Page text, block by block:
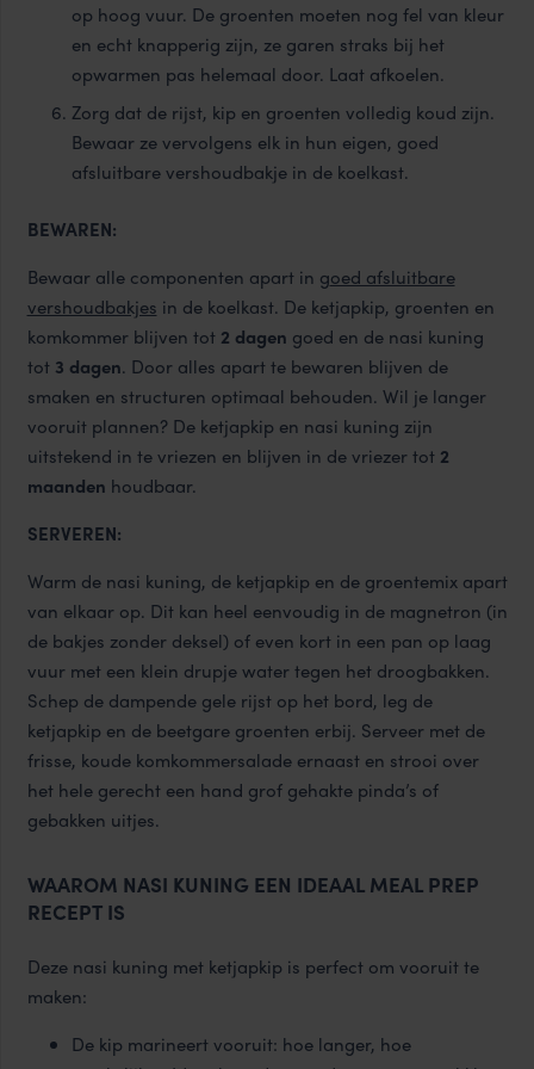
op hoog vuur. De groenten moeten nog fel van kleur
en echt knapperig zijn, ze garen straks bij het
opwarmen pas helemaal door. Laat afkoelen.
Zorg dat de rijst, kip en groenten volledig koud zijn.
Bewaar ze vervolgens elk in hun eigen, goed
afsluitbare vershoudbakje in de koelkast.
BEWAREN:
Bewaar alle componenten apart in goed afsluitbare
vershoudbakjes in de koelkast. De ketjapkip, groenten en
komkommer blijven tot 2 dagen goed en de nasi kuning
tot 3 dagen. Door alles apart te bewaren blijven de
smaken en structuren optimaal behouden. Wil je langer
vooruit plannen? De ketjapkip en nasi kuning zijn
uitstekend in te vriezen en blijven in de vriezer tot 2
maanden houdbaar.
SERVEREN:
Warm de nasi kuning, de ketjapkip en de groentemix apart
van elkaar op. Dit kan heel eenvoudig in de magnetron (in
de bakjes zonder deksel) of even kort in een pan op laag
vuur met een klein drupje water tegen het droogbakken.
Schep de dampende gele rijst op het bord, leg de
ketjapkip en de beetgare groenten erbij. Serveer met de
frisse, koude komkommersalade ernaast en strooi over
het hele gerecht een hand grof gehakte pinda’s of
gebakken uitjes.
WAAROM NASI KUNING EEN IDEAAL MEAL PREP
RECEPT IS
Deze nasi kuning met ketjapkip is perfect om vooruit te
maken:
De kip marineert vooruit: hoe langer, hoe